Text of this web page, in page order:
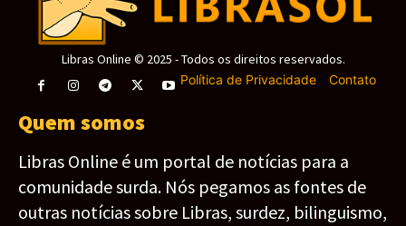
Libras Online © 2025 - Todos os direitos reservados.
Política de Privacidade- Contato
Quem somos
Libras Online é um portal de notícias para a
comunidade surda. Nós pegamos as fontes de
outras notícias sobre Libras, surdez, bilinguismo,